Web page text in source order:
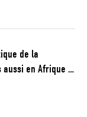
de la
aussi en Afrique …